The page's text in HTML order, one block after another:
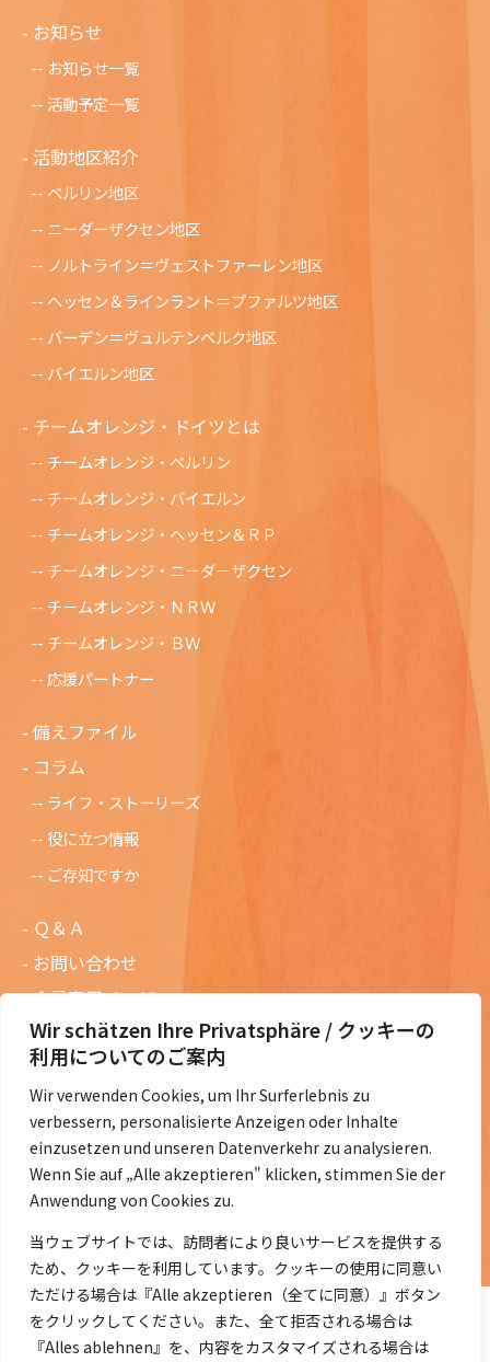
Wir schätzen Ihre Privatsphäre / クッキーの
利用についてのご案内
Wir verwenden Cookies, um Ihr Surferlebnis zu
verbessern, personalisierte Anzeigen oder Inhalte
einzusetzen und unseren Datenverkehr zu analysieren.
Wenn Sie auf „Alle akzeptieren" klicken, stimmen Sie der
Anwendung von Cookies zu.
当ウェブサイトでは、訪問者により良いサービスを提供する
ため、クッキーを利用しています。クッキーの使用に同意い
ただける場合は『Alle akzeptieren（全てに同意）』ボタン
をクリックしてください。また、全て拒否される場合は
『Alles ablehnen』を、内容をカスタマイズされる場合は
お知らせ
お知らせ一覧
活動予定一覧
活動地区紹介
ベルリン地区
ニーダーザクセン地区
ノルトライン＝ヴェストファーレン地区
ヘッセン＆ラインラント＝プファルツ地区
バーデン＝ヴュルテンベルク地区
バイエルン地区
チームオレンジ・ドイツとは
チームオレンジ・ベルリン
チームオレンジ・バイエルン
チームオレンジ・ヘッセン＆ＲＰ
チームオレンジ・ニ－ダ－ザクセン
チ－ムオレンジ・ＮＲＷ
チームオレンジ・ＢＷ
応援パートナー
備えファイル
コラム
ライフ・ストーリーズ
役に立つ情報
ご存知ですか
Ｑ＆Ａ
お問い合わせ
会員専用ページ
ニュースレターバックナンバー
過去の講演資料
総会議事録
定款・会費規定など
コラムの紹介
コラム一覧